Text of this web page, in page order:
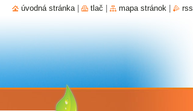
úvodná stránka tlač mapa stránok rss